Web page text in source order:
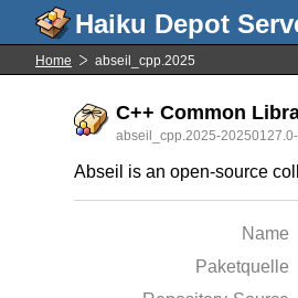
Home abseil_cpp.2025
C++ Common
abseil_cpp.2025-
Abseil is an open-source
Name
Paketquelle